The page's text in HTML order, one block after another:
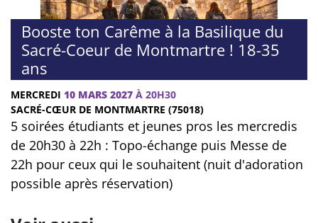
Booste ton Carême à la Basilique du
Sacré-Coeur de Montmartre ! 18-35
ans
MERCREDI 10 MARS 2027 À 20H30
SACRÉ-CŒUR DE MONTMARTRE (75018)
5 soirées étudiants et jeunes pros les mercredis
de 20h30 à 22h : Topo-échange puis Messe de
22h pour ceux qui le souhaitent (nuit d'adoration
possible après réservation)